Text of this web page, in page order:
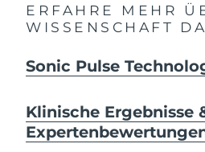
ERFAHRE MEHR
WISSENSCHAFT
Sonic Pulse
Klinische Ergebnisse